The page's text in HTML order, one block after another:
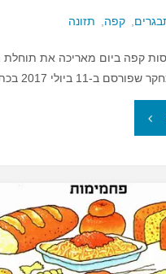
קפה תזונה
של 3 כוסות קפה ביום מאריכה את
11 ביולי 2017 בכתב העת …
"מחקר
קפה
מאריך